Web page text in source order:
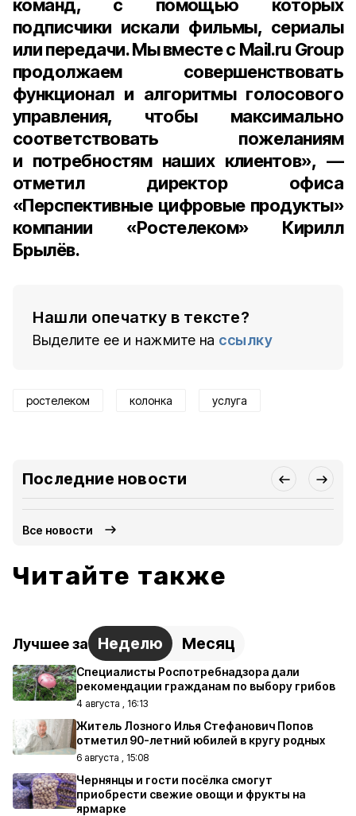
команд, с помощью которых
подписчики искали фильмы, сериалы
или передачи. Мы вместе с Mail.ru Group
продолжаем совершенствовать
функционал и алгоритмы голосового
управления, чтобы максимально
соответствовать пожеланиям
и потребностям наших клиентов», —
отметил директор офиса
«Перспективные цифровые продукты»
компании «Ростелеком» Кирилл
Брылёв.
Нашли опечатку в тексте?
Выделите ее и нажмите на ссылку
ростелеком колонка услуга
Последние новости
Все новости
Читайте также
Лучшее за Неделю Месяц
Специалисты Роспотребнадзора дали
рекомендации гражданам по выбору грибов
4 августа , 16:13
Житель Лозного Илья Стефанович Попов
отметил 90-летний юбилей в кругу родных
6 августа , 15:08
Чернянцы и гости посёлка смогут
приобрести свежие овощи и фрукты на
ярмарке